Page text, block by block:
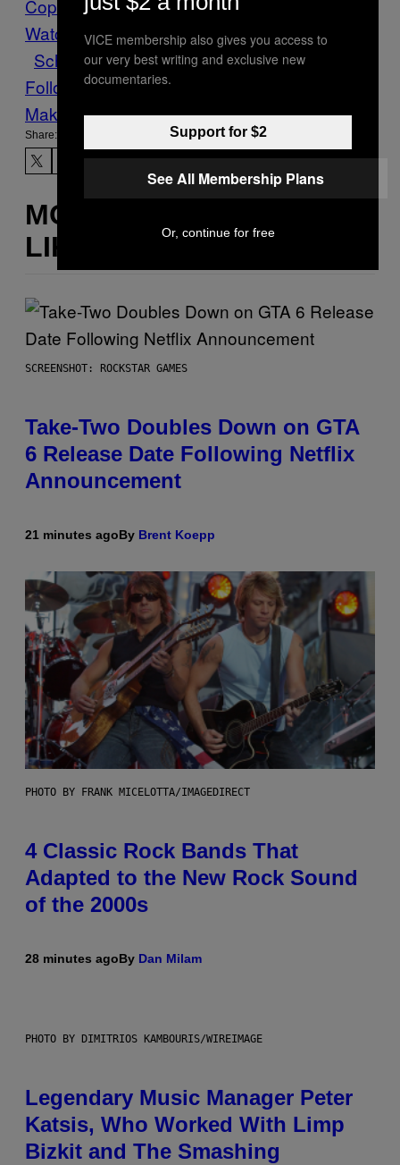
Cop
Watch
Köln News Polizeigewalt Rassismus
Schwarzer Zivilfahnder Zivilpolizisten
Follow Us On Discover
Make Us Preferred In Top Stories
Share:
MORE
LIKE THIS
SCREENSHOT: ROCKSTAR GAMES
Take-Two Doubles Down on GTA
6 Release Date Following Netflix
Announcement
21 minutes agoBy Brent Koepp
PHOTO BY FRANK MICELOTTA/IMAGEDIRECT
4 Classic Rock Bands That
Adapted to the New Rock Sound
of the 2000s
28 minutes agoBy Dan Milam
PHOTO BY DIMITRIOS KAMBOURIS/WIREIMAGE
Legendary Music Manager Peter
Katsis, Who Worked With Limp
Bizkit and The Smashing
VICE membership also gives you access to
our very best writing and exclusive new
documentaries.
Support for $2
See All Membership Plans
Or, continue for free